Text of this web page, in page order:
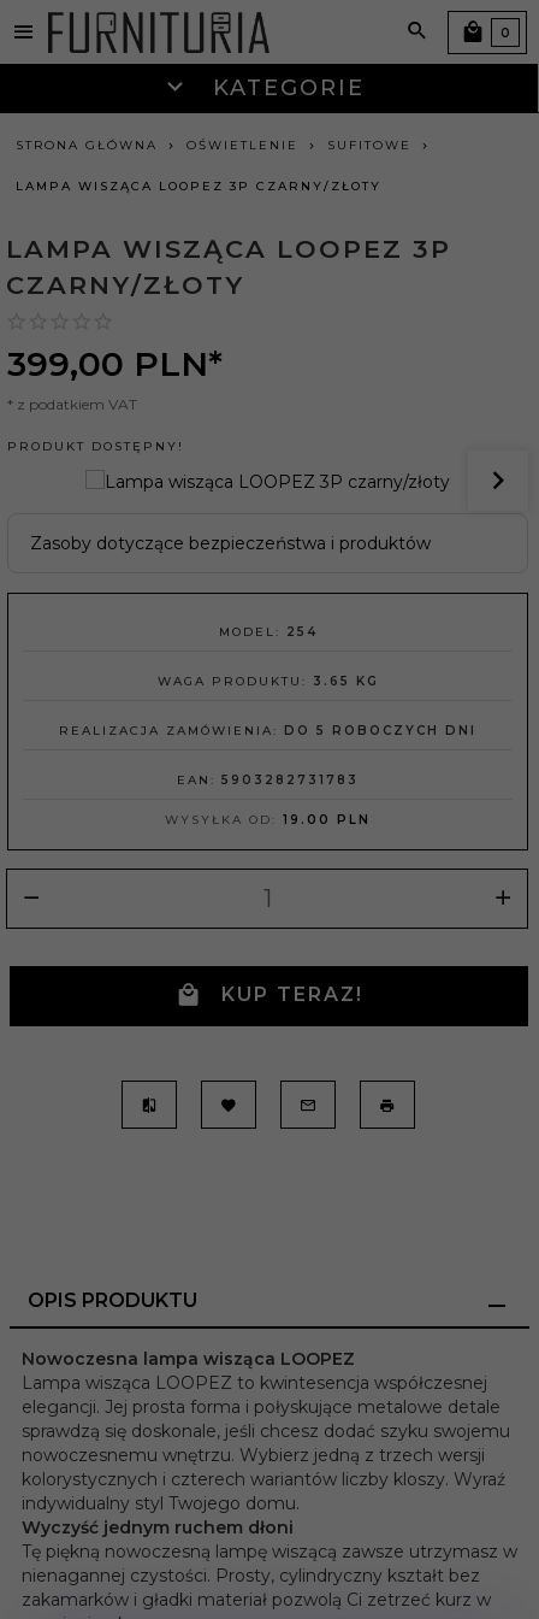
KATEGORIE
0
STRONA GŁÓWNA OŚWIETLENIE SUFITOWE
LAMPA WISZĄCA LOOPEZ 3P CZARNY/ZŁOTY
LAMPA WISZĄCA LOOPEZ 3P
CZARNY/ZŁOTY
399,00 PLN*
* z podatkiem VAT
PRODUKT DOSTĘPNY!
Zasoby dotyczące bezpieczeństwa i produktów
MODEL: 254
WAGA PRODUKTU: 3.65 KG
REALIZACJA ZAMÓWIENIA: DO 5 ROBOCZYCH DNI
EAN: 5903282731783
WYSYŁKA OD: 19.00 PLN
KUP TERAZ!
OPIS PRODUKTU
Nowoczesna lampa wisząca LOOPEZ
Lampa wisząca LOOPEZ to kwintesencja współczesnej
elegancji. Jej prosta forma i połyskujące metalowe detale
sprawdzą się doskonale, jeśli chcesz dodać szyku swojemu
nowoczesnemu wnętrzu. Wybierz jedną z trzech wersji
kolorystycznych i czterech wariantów liczby kloszy. Wyraź
indywidualny styl Twojego domu.
Wyczyść jednym ruchem dłoni
Tę piękną nowoczesną lampę wiszącą zawsze utrzymasz w
nienagannej czystości. Prosty, cylindryczny kształt bez
zakamarków i gładki materiał pozwolą Ci zetrzeć kurz w